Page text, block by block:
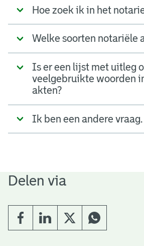
Hoe zoek ik in het
Welke soorten notariële
Is er een lijst met uitleg
veelgebruikte woorden
akten?
Ik ben een andere vraag.
Delen via